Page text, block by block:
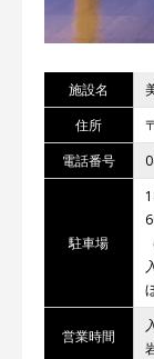
施設名
住所
電話番号
駐車場
営業時間